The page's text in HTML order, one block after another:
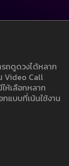
ถดูดวงได้หลาก
Video Call
ห้เลือกหลาก
แบบที่เน้นใช้งาน